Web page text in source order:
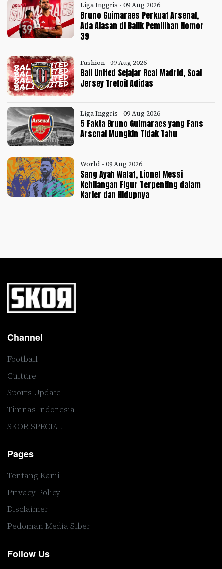
Liga Inggris - 09 Aug 2026
Bruno Guimaraes Perkuat Arsenal,
Ada Alasan di Balik Pemilihan Nomor
39
Fashion - 09 Aug 2026
Bali United Sejajar Real Madrid, Soal
Jersey Trefoil Adidas
Liga Inggris - 09 Aug 2026
5 Fakta Bruno Guimaraes yang Fans
Arsenal Mungkin Tidak Tahu
World - 09 Aug 2026
Sang Ayah Wafat, Lionel Messi
Kehilangan Figur Terpenting dalam
Karier dan Hidupnya
Channel
Football
Culture
Sports Update
Timnas Indonesia
SKOR SPECIAL
Pages
Tentang Kami
Privacy Policy
Disclaimer
Pedoman Media Siber
Follow Us